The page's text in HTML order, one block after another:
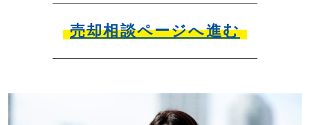
売却相談ページへ進む